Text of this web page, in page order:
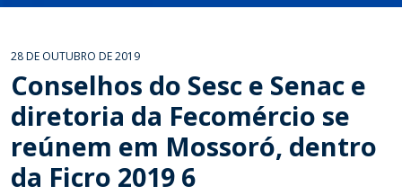
28 DE OUTUBRO DE 2019
Conselhos do Sesc e Senac e
diretoria da Fecomércio se
reúnem em Mossoró, dentro
da Ficro 2019 6